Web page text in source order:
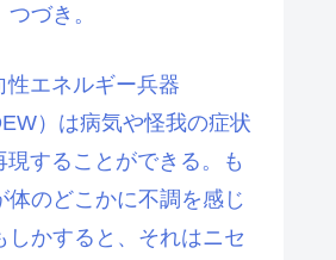
づき。
性エネルギー兵器
）は病気や怪我の症状
現することができる。も
体のどこかに不調を感じ
しかすると、それはニセ